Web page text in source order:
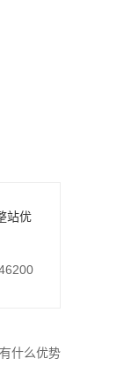
站优
什么优势